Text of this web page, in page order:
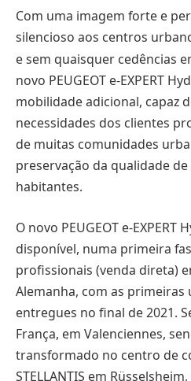
Com uma imagem forte e
silencioso aos centros
e sem quaisquer cedências
novo PEUGEOT e-EXPERT
mobilidade adicional, capaz
necessidades dos clientes
de muitas comunidades
preservação da qualidade
habitantes.
O novo PEUGEOT e-EXPERT
disponível, numa primeira
profissionais (venda direta)
Alemanha, com as primeiras
entregues no final de 2021.
França, em Valenciennes,
transformado no centro de
STELLANTIS em